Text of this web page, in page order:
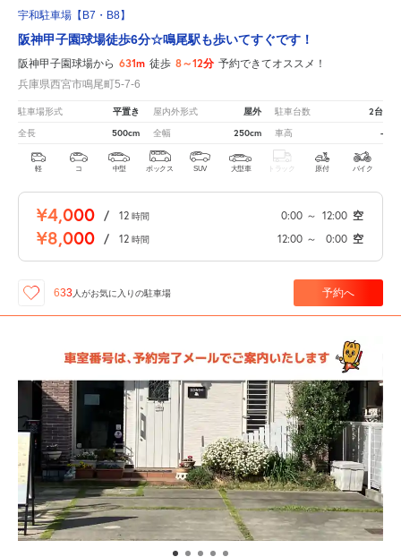
宇和駐車場【B7・B8】
阪神甲子園球場徒歩6分☆鳴尾駅も歩いてすぐです！
阪神甲子園球場から 631m 徒歩 8～12分 予約できてオススメ！
兵庫県西宮市鳴尾町5-7-6
駐車場形式 平置き 屋内外形式 屋外 駐車台数 2台
全長 500cm 全幅 250cm 車高 -
軽 コ 中型 ボックス SUV 大型車 トラック 原付 バイク
¥4,000 / 12 時間 0:00 ～ 12:00 空
¥8,000 / 12 時間 12:00 ～ 0:00 空
633人がお気に入りの駐車場 予約へ